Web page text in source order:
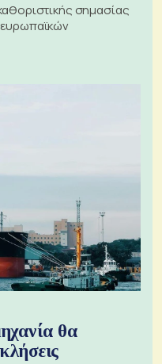
σημασίας
ευρωπαϊκών
θα